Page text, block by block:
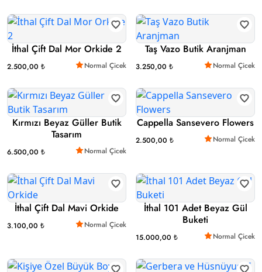
İthal Çift Dal Mor Orkide 2
2.500,00 ₺ Normal Çicek
Taş Vazo Butik Aranjman
3.250,00 ₺ Normal Çicek
Kırmızı Beyaz Güller Butik
Tasarım
6.500,00 ₺ Normal Çicek
Cappella Sansevero Flowers
2.500,00 ₺ Normal Çicek
İthal Çift Dal Mavi Orkide
3.100,00 ₺ Normal Çicek
İthal 101 Adet Beyaz Gül
Buketi
15.000,00 ₺ Normal Çicek